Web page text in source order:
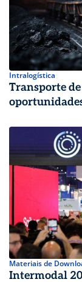
Intralogística
Transporte
Materiais de
Intermodal